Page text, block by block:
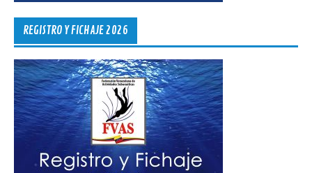
REGISTRO Y FICHAJE 2026